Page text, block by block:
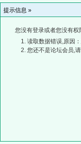
提示信息 »
您没有登录或者您没有
读取数据错误,原因
您还不是论坛会员,